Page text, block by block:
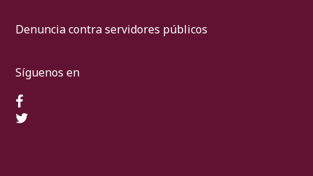
Denuncia contra servidores públicos
Síguenos en